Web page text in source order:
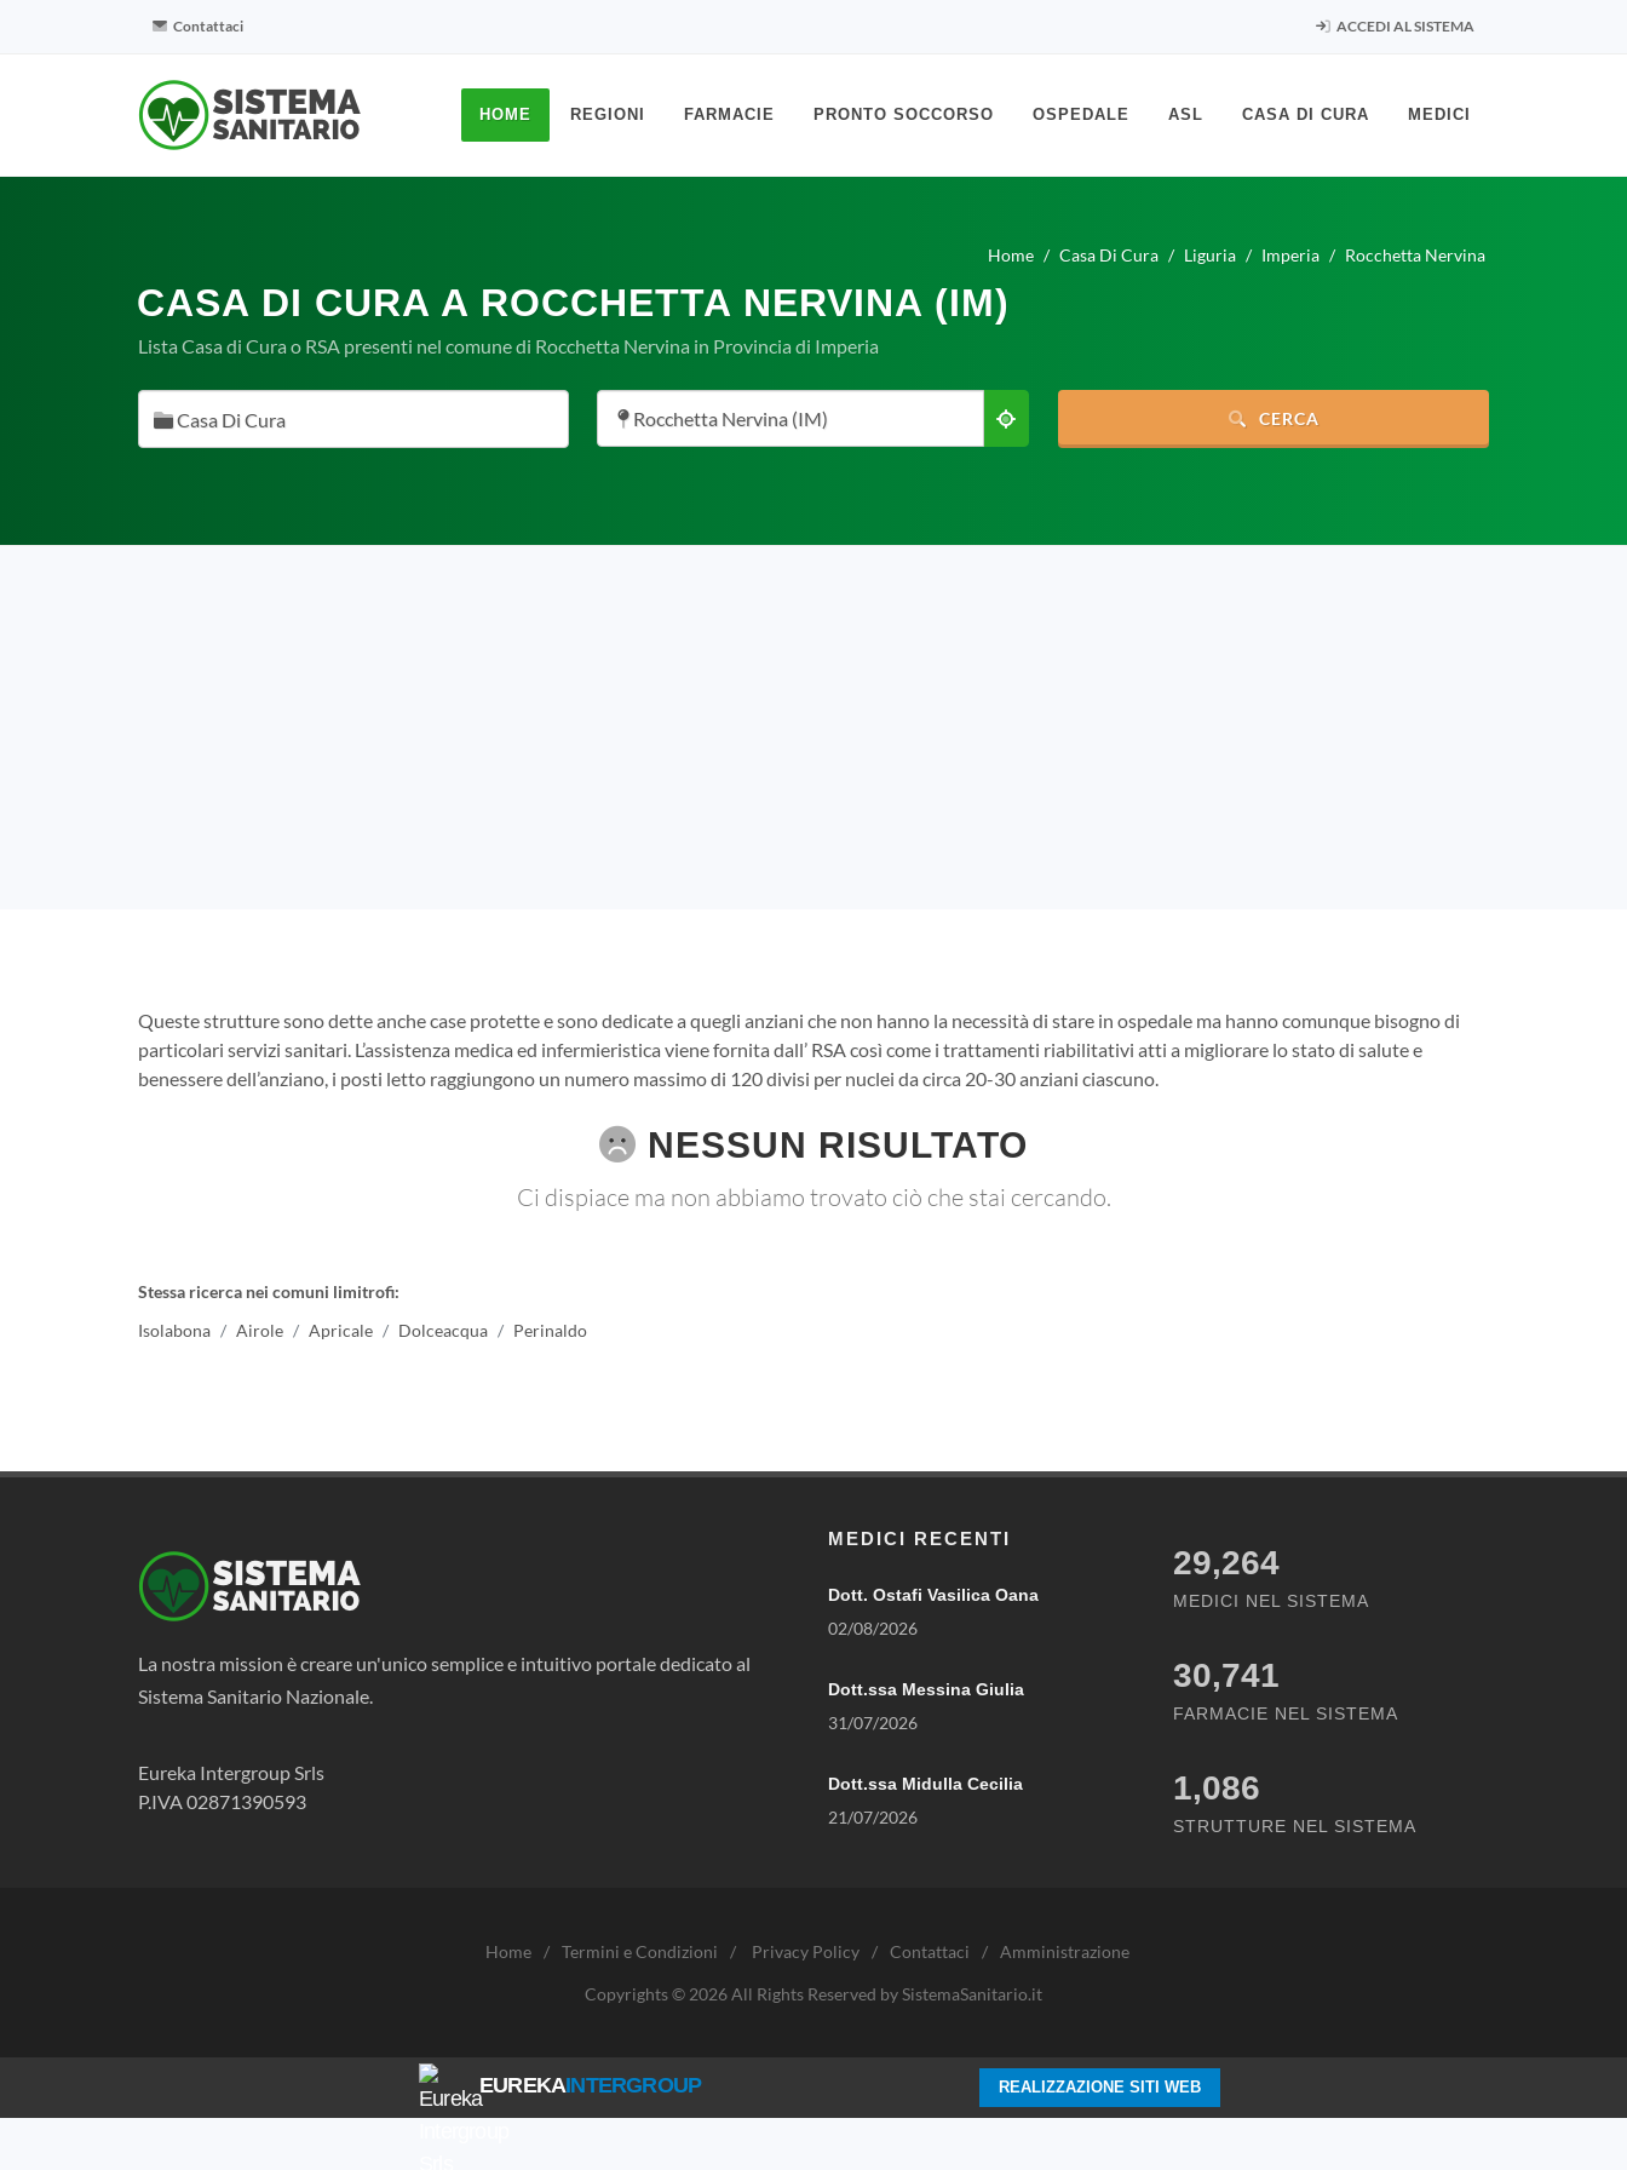
Contattaci ACCEDI AL SISTEMA
HOME REGIONI FARMACIE PRONTO SOCCORSO OSPEDALE ASL CASA DI CURA MEDICI
Home Casa Di Cura Liguria Imperia Rocchetta Nervina
CASA DI CURA A ROCCHETTA NERVINA (IM)
Lista Casa di Cura o RSA presenti nel comune di Rocchetta Nervina in Provincia di Imperia
Casa Di Cura Rocchetta Nervina (IM) CERCA
Queste strutture sono dette anche case protette e sono dedicate a quegli anziani che non hanno la necessità di stare in ospedale ma hanno comunque bisogno di
particolari servizi sanitari. L’assistenza medica ed infermieristica viene fornita dall’ RSA così come i trattamenti riabilitativi atti a migliorare lo stato di salute e
benessere dell’anziano, i posti letto raggiungono un numero massimo di 120 divisi per nuclei da circa 20-30 anziani ciascuno.
NESSUN RISULTATO
Ci dispiace ma non abbiamo trovato ciò che stai cercando.
Stessa ricerca nei comuni limitrofi:
Isolabona
Airole Apricale Dolceacqua Perinaldo
La nostra mission è creare un'unico semplice e intuitivo portale dedicato al
Sistema Sanitario Nazionale.
Eureka Intergroup Srls
P.IVA 02871390593
MEDICI RECENTI
Dott. Ostafi Vasilica Oana
02/08/2026
Dott.ssa Messina Giulia
31/07/2026
Dott.ssa Midulla Cecilia
21/07/2026
29,264
MEDICI NEL SISTEMA
30,741
FARMACIE NEL SISTEMA
1,086
STRUTTURE NEL SISTEMA
Home / Termini e Condizioni / Privacy Policy / Contattaci / Amministrazione
Copyrights © 2026 All Rights Reserved by SistemaSanitario.it
EUREKAINTERGROUP REALIZZAZIONE SITI WEB